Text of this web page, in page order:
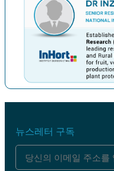
뉴스레터 구독